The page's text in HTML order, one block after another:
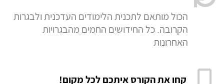
הכול מותאם לתכנית הלימודים העדכנית ולבגרות
הקרובה. כל החידושים החמים מהבגרויות
האחרונות
קחו את הקורס איתכם לכל מקום!